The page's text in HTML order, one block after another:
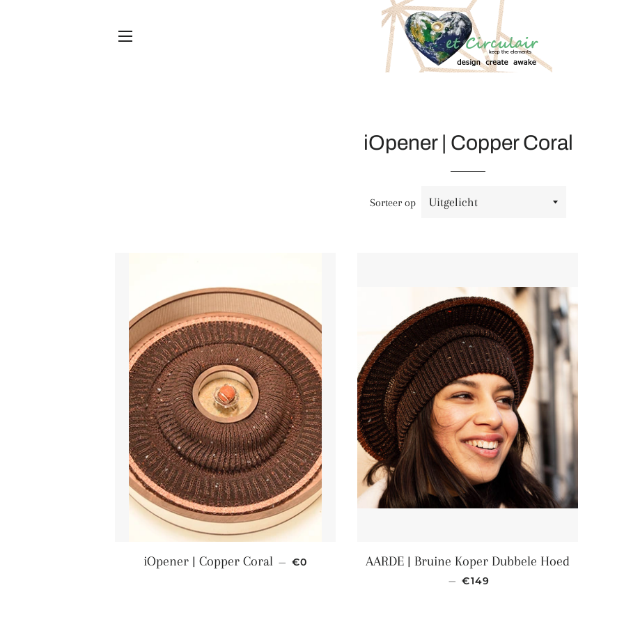
iOpener | Copper Coral
Sorteer op
iOpener | Copper Coral — Normale prijs
€0 AARDE | Bruine Koper Dubbele Hoed
— Normale prijs
€149